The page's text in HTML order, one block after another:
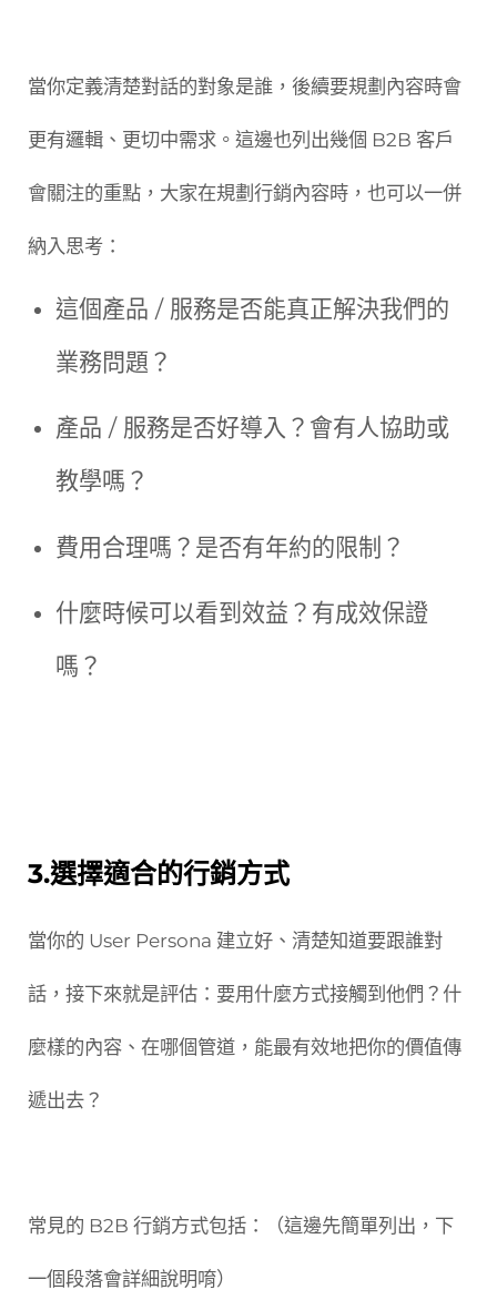
當你定義清楚對話的對象是誰，後續要規劃內容時會
更有邏輯、更切中需求。這邊也列出幾個 B2B 客戶
會關注的重點，大家在規劃行銷內容時，也可以一併
納入思考：
這個產品 / 服務是否能真正解決我們的
業務問題？
產品 / 服務是否好導入？會有人協助或
教學嗎？
費用合理嗎？是否有年約的限制？
什麼時候可以看到效益？有成效保證
嗎？
3.選擇適合的行銷方式
當你的 User Persona 建立好、清楚知道要跟誰對
話，接下來就是評估：要用什麼方式接觸到他們？什
麼樣的內容、在哪個管道，能最有效地把你的價值傳
遞出去？
常見的 B2B 行銷方式包括：（這邊先簡單列出，下
一個段落會詳細說明唷）